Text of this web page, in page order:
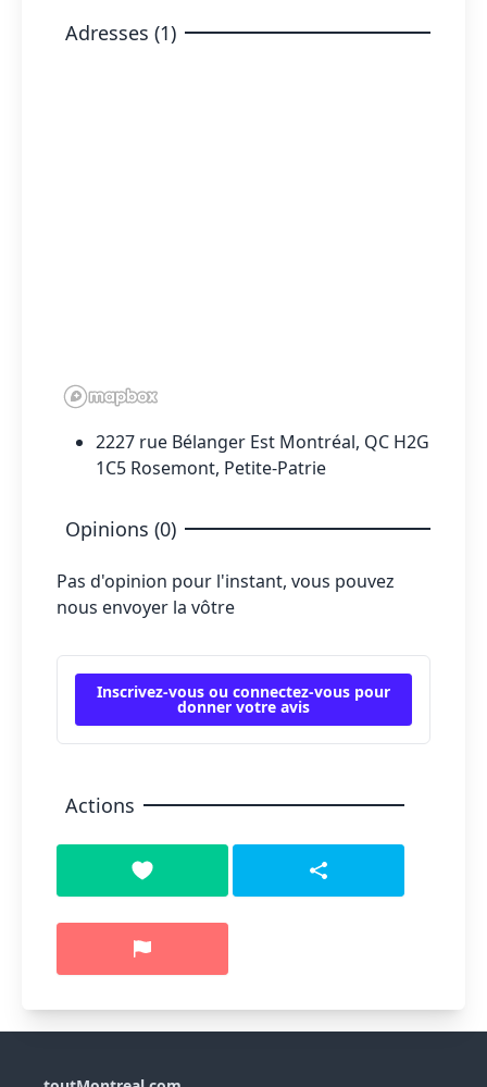
Adresses (1)
2227 rue Bélanger Est Montréal, QC H2G
1C5 Rosemont, Petite-Patrie
Opinions (0)
Pas d'opinion pour l'instant, vous pouvez
nous envoyer la vôtre
Inscrivez-vous ou connectez-vous pour
donner votre avis
Actions